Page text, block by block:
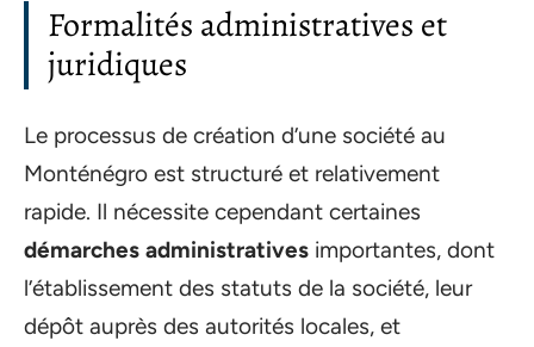
Formalités administratives et
juridiques
Le processus de création d’une société au
Monténégro est structuré et relativement
rapide. Il nécessite cependant certaines
démarches administratives importantes, dont
l’établissement des statuts de la société, leur
dépôt auprès des autorités locales, et